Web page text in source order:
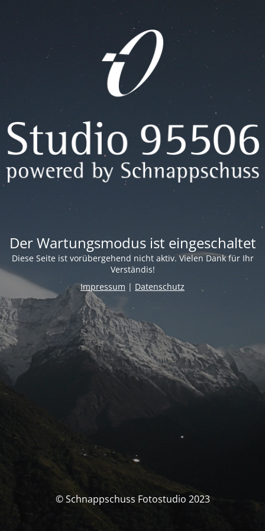
Der Wartungsmodus ist eingeschaltet
Diese Seite ist vorübergehend nicht aktiv. Vielen Dank für Ihr
Verständis!
Impressum | Datenschutz
© Schnappschuss Fotostudio 2023